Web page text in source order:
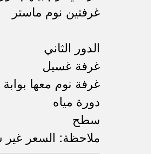
غرفتين نوم ماستر
الدور الثاني
غرفة غسيل
غرفة نوم معها
دورة مياه
سطح
ملاحظة: السعر